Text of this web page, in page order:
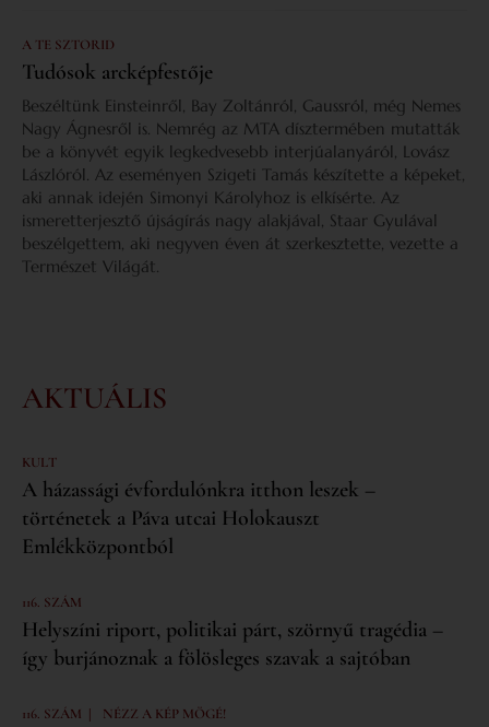
A TE SZTORID
Tudósok arcképfestője
Beszéltünk Einsteinről, Bay Zoltánról, Gaussról, még Nemes
Nagy Ágnesről is. Nemrég az MTA dísztermében mutatták
be a könyvét egyik legkedvesebb interjúalanyáról, Lovász
Lászlóról. Az eseményen Szigeti Tamás készítette a képeket,
aki annak idején Simonyi Károlyhoz is elkísérte. Az
ismeretterjesztő újságírás nagy alakjával, Staar Gyulával
beszélgettem, aki negyven éven át szerkesztette, vezette a
Természet Világát.
AKTUÁLIS
KULT
A házassági évfordulónkra itthon leszek –
történetek a Páva utcai Holokauszt
Emlékközpontból
116. SZÁM
Helyszíni riport, politikai párt, szörnyű tragédia –
így burjánoznak a fölösleges szavak a sajtóban
116. SZÁM | NÉZZ A KÉP MÖGÉ!